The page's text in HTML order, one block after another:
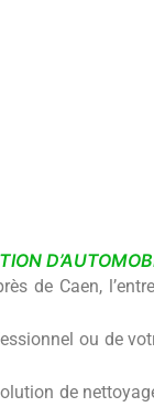
de Caen,
ou de
de